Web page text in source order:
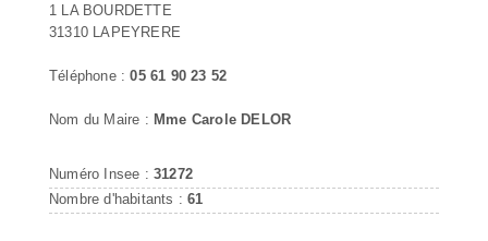
1 LA BOURDETTE
31310 LAPEYRERE
Téléphone :05 61 90 23 52
Nom du Maire : Mme Carole DELOR
Numéro Insee : 31272
Nombre d'habitants :61